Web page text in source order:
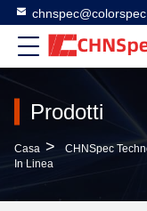
Prodotti
Casa >
CHNSpec
In Linea